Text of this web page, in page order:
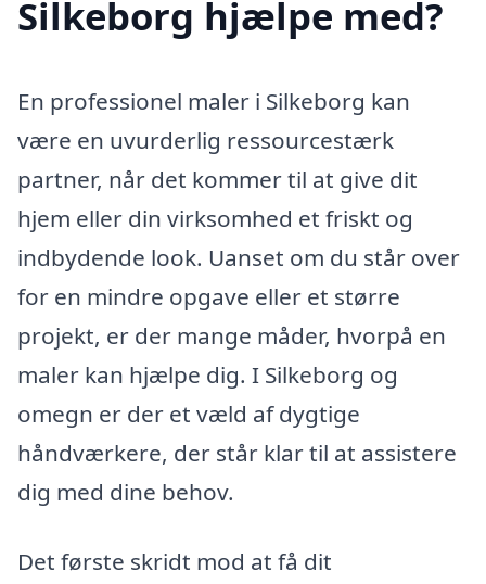
Silkeborg hjælpe med?
En professionel maler i Silkeborg kan
være en uvurderlig ressourcestærk
partner, når det kommer til at give dit
hjem eller din virksomhed et friskt og
indbydende look. Uanset om du står over
for en mindre opgave eller et større
projekt, er der mange måder, hvorpå en
maler kan hjælpe dig. I Silkeborg og
omegn er der et væld af dygtige
håndværkere, der står klar til at assistere
dig med dine behov.
Det første skridt mod at få dit